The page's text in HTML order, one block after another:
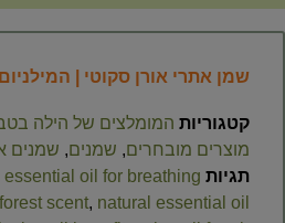
שמן אתרי אורן סקוטי | המילניום | 50
קטגוריות המומלצים של הילה
מוצרים מובחרים, שמנים, שמנים
תגיות essential oil for breathing
scent, natural essential oil